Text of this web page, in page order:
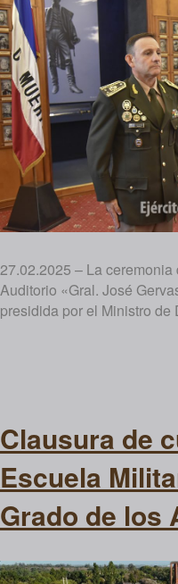
27.02.2025 – La
Auditorio «Gral. José
presidida por el Ministro de
Clausura de
Escuela
Grado de los